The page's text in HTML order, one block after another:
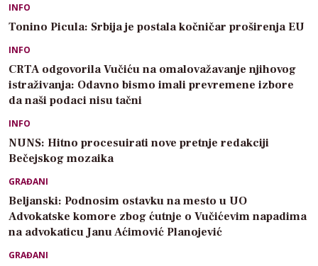
INFO
Tonino Picula: Srbija je postala kočničar proširenja EU
INFO
CRTA odgovorila Vučiću na omalovažavanje njihovog
istraživanja: Odavno bismo imali prevremene izbore
da naši podaci nisu tačni
INFO
NUNS: Hitno procesuirati nove pretnje redakciji
Bečejskog mozaika
GRAĐANI
Beljanski: Podnosim ostavku na mesto u UO
Advokatske komore zbog ćutnje o Vučićevim napadima
na advokaticu Janu Aćimović Planojević
GRAĐANI